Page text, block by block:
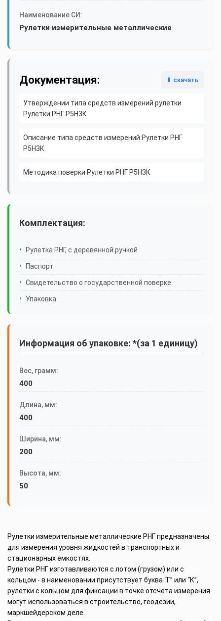
Наименование СИ:
Рулетки измерительные металлические
Документация: ⬇ скачать
Утверждении типа средств измерений рулетки
Рулетки РНГ Р5Н3К
Описание типа средств измерений Рулетки РНГ
Р5Н3К
Методика поверки Рулетки РНГ Р5Н3К
Комплектация:
Рулетка РНГ, с деревянной ручкой
Паспорт
Свидетельство о государственной поверке
Упаковка
Информация об упаковке: *(за 1 единицу)
Вес, грамм:
400
Длина, мм:
400
Ширина, мм:
200
Высота, мм:
50
Рулетки измерительные металлические РНГ предназначены
для измерения уровня жидкостей в транспортных и
стационарных емкостях.
Рулетки РНГ изготавливаются с лотом (грузом) или с
кольцом - в наименовании присутствует буква “Г” или “К”,
рулетки с кольцом для фиксации в точке отсчёта измерения
могут использоваться в строительстве, геодезии,
маркшейдерском деле.